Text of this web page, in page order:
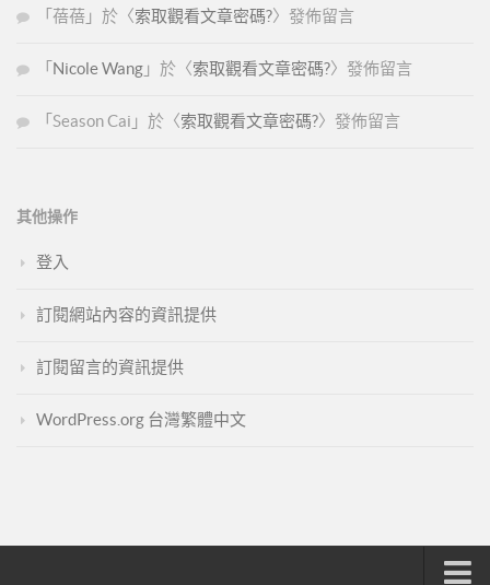
「 蓓蓓 」於〈索取觀看文章密碼?〉發佈留言
「 Nicole Wang 」於〈索取觀看文章密碼?〉發佈留言
「 Season Cai 」於〈索取觀看文章密碼?〉發佈留言
其他操作
登入
訂閱網站內容的資訊提供
訂閱留言的資訊提供
WordPress.org 台灣繁體中文